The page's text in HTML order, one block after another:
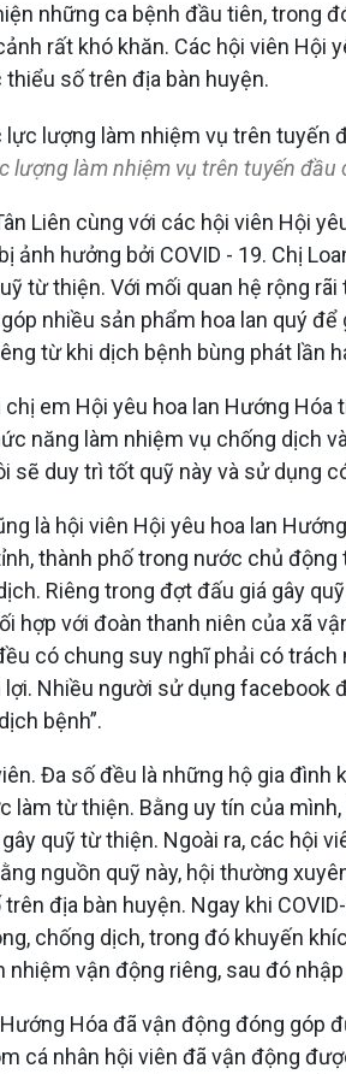
những ca bệnh đầu tiên,
rất khó khăn. Các hội viên
số trên địa bàn huyện.
làm nhiệm vụ trên tuyến
Liên cùng với các hội viên Hội
hưởng bởi COVID - 19. Chị
từ thiện. Với mối quan hệ rộng
nhiều sản phẩm hoa lan quý
từ khi dịch bệnh bùng phát
em Hội yêu hoa lan Hướng
năng làm nhiệm vụ chống dịch
duy trì tốt quỹ này và sử dụng
là hội viên Hội yêu hoa lan
thành phố trong nước chủ
Riêng trong đợt đấu giá gây
hợp với đoàn thanh niên của xã
có chung suy nghĩ phải có
Nhiều người sử dụng facebook
bệnh”.
Đa số đều là những hộ gia
từ thiện. Bằng uy tín của
quỹ từ thiện. Ngoài ra, các hội
nguồn quỹ này, hội thường
địa bàn huyện. Ngay khi
chống dịch, trong đó khuyến
vận động riêng, sau đó
Hóa đã vận động đóng
cá nhân hội viên đã vận động